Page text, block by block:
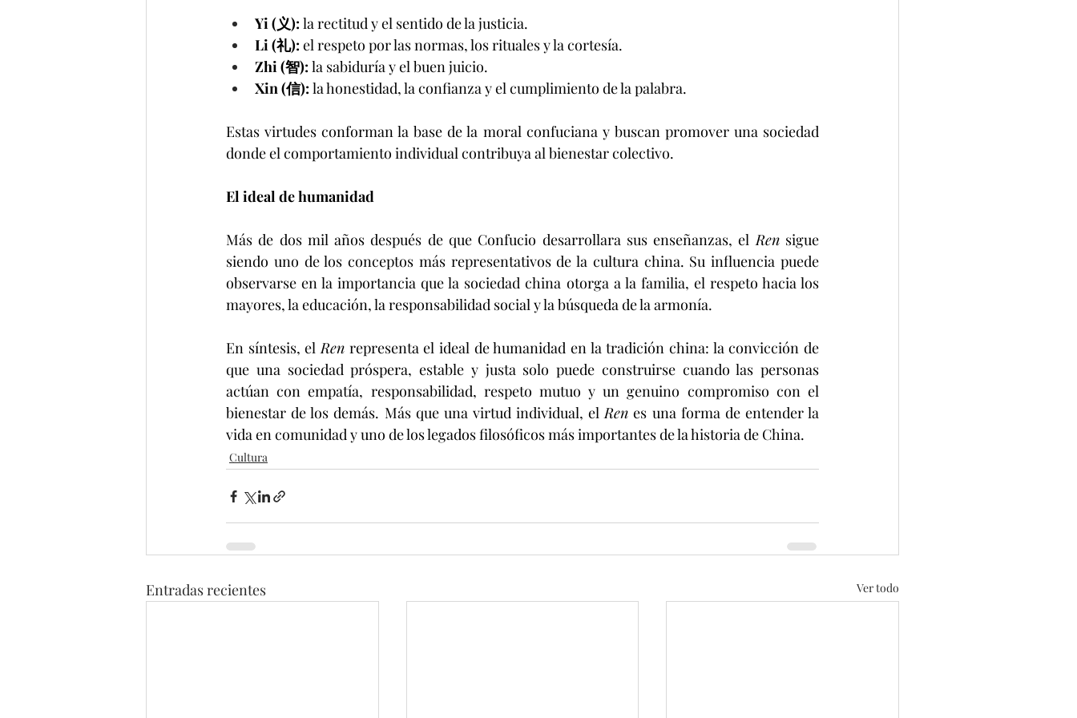
Yi (义): la rectitud y el sentido de la justicia.
Li (礼): el respeto por las normas, los rituales y la cortesía.
Zhi (智): la sabiduría y el buen juicio.
Xin (信): la honestidad, la confianza y el cumplimiento de la palabra.
Estas virtudes conforman la base de la moral confuciana y buscan promover una sociedad
donde el comportamiento individual contribuya al bienestar colectivo.
El ideal de humanidad
Más de dos mil años después de que Confucio desarrollara sus enseñanzas, el Ren sigue
siendo uno de los conceptos más representativos de la cultura china. Su influencia puede
observarse en la importancia que la sociedad china otorga a la familia, el respeto hacia los
mayores, la educación, la responsabilidad social y la búsqueda de la armonía.
En síntesis, el Ren representa el ideal de humanidad en la tradición china: la convicción de
que una sociedad próspera, estable y justa solo puede construirse cuando las personas
actúan con empatía, responsabilidad, respeto mutuo y un genuino compromiso con el
bienestar de los demás. Más que una virtud individual, el Ren es una forma de entender la
vida en comunidad y uno de los legados filosóficos más importantes de la historia de China.
Cultura
Entradas recientes Ver todo